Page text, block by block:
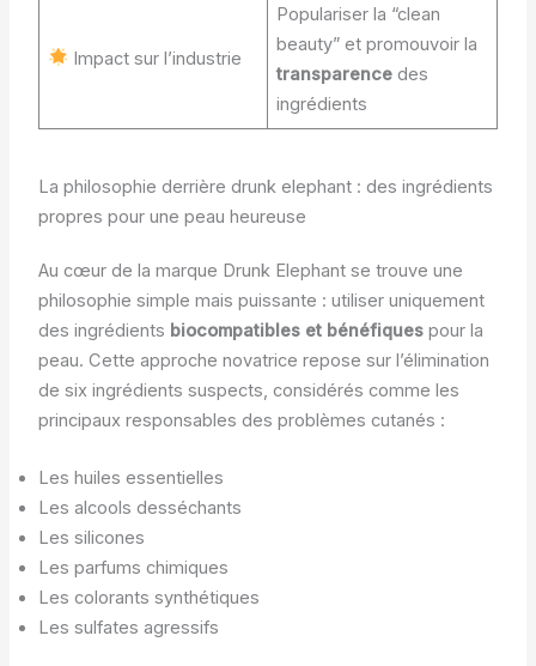
Impact sur l’industrie
Populariser la “clean
beauty” et promouvoir la
transparence des
ingrédients
La philosophie derrière drunk elephant : des ingrédients
propres pour une peau heureuse
Au cœur de la marque Drunk Elephant se trouve une
philosophie simple mais puissante : utiliser uniquement
des ingrédients biocompatibles et bénéfiquespour la
peau. Cette approche novatrice repose sur l’élimination
de six ingrédients suspects, considérés comme les
principaux responsables des problèmes cutanés :
Les huiles essentielles
Les alcools desséchants
Les silicones
Les parfums chimiques
Les colorants synthétiques
Les sulfates agressifs